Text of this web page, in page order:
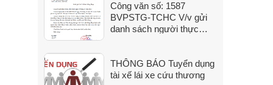
đến 31/7/2026)
Công văn số: 1587
BVPSTG-TCHC V/v gửi
danh sách người thực
THÔNG BÁO Tuyển dụng
tài xế lái xe cứu thương